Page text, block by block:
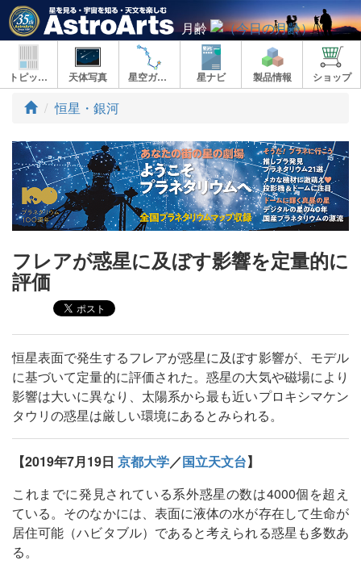
月齢
トピックス 天体写真 星空ガイド 星ナビ 製品情報 ショップ
ト
プ
恒星・銀河
フレアが惑星に及ぼす影響を定量的に
評価
恒星表面で発生するフレアが惑星に及ぼす影響が、モデル
に基づいて定量的に評価された。惑星の大気や磁場により
影響は大いに異なり、太陽系から最も近いプロキシマケン
タウリの惑星は厳しい環境にあるとみられる。
【2019年7月19日 京都大学／国立天文台】
これまでに発見されている系外惑星の数は4000個を超え
ている。そのなかには、表面に液体の水が存在して生命が
居住可能（ハビタブル）であると考えられる惑星も多数あ
る。